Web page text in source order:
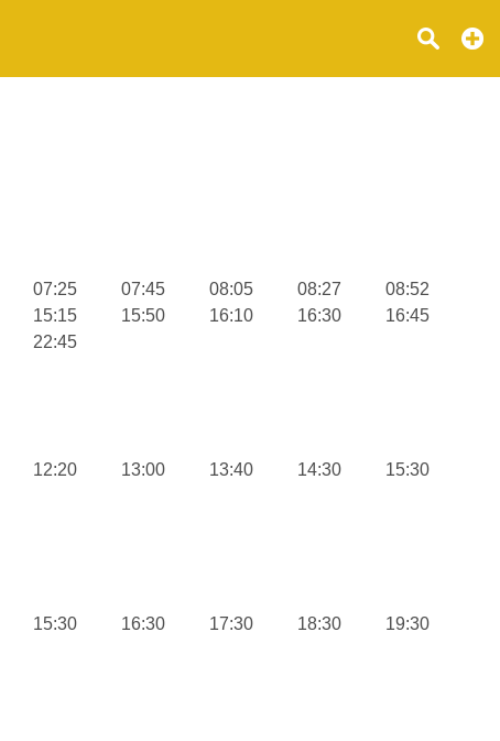
07:25 07:45 08:05 08:27
08:52
15:15 15:50 16:10 16:30
16:45
22:45
12:20 13:00 13:40 14:30
15:30
15:30 16:30 17:30 18:30
19:30